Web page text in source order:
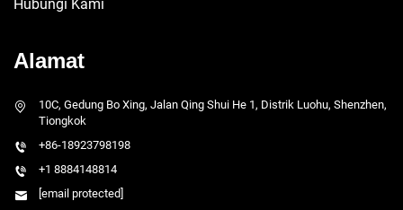
Hubungi Kami
Alamat
10C, Gedung Bo Xing, Jalan Qing Shui He 1, Distrik Luohu, Shenzhen,
Tiongkok
+86-18923798198
+1 8884148814
[email protected]